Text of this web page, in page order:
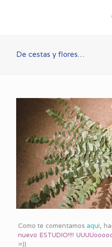
De cestas y flores…
Como te comentamos aquí,
nuevo ESTUDIO!!!!
=))